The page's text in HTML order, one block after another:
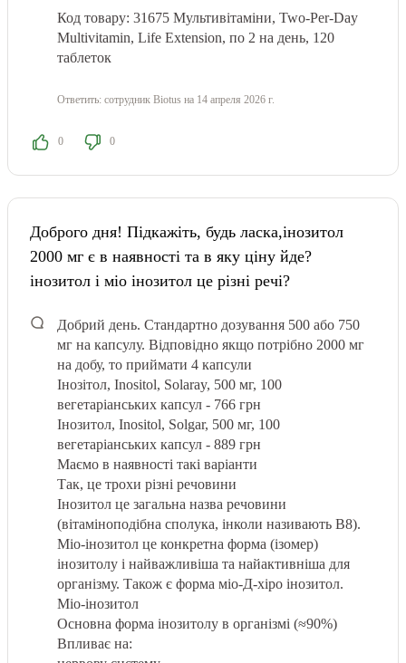
Код товару: 31675 Мультивітаміни, Two-Per-Day
Multivitamin, Life Extension, по 2 на день, 120
таблеток
Ответить: сотрудник Biotus на 14 апреля 2026 г.
0 0
Доброго дня! Підкажіть, будь ласка,інозитол
2000 мг є в наявності та в яку ціну йде?
інозитол і міо інозитол це різні речі?
Добрий день. Стандартно дозування 500 або 750
мг на капсулу. Відповідно якщо потрібно 2000 мг
на добу, то приймати 4 капсули
Інозітол, Inositol, Solaray, 500 мг, 100
вегетаріанських капсул - 766 грн
Інозитол, Inositol, Solgar, 500 мг, 100
вегетаріанських капсул - 889 грн
Маємо в наявності такі варіанти
Так, це трохи різні речовини
Інозитол це загальна назва речовини
(вітаміноподібна сполука, інколи називають B8).
Міо-інозитол це конкретна форма (ізомер)
інозитолу і найважливіша та найактивніша для
організму. Також є форма міо-Д-хіро інозитол.
Міо-інозитол
Основна форма інозитолу в організмі (≈90%)
Впливає на: